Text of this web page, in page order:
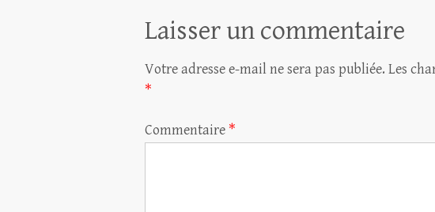
Laisser un commentaire
Votre adresse e-mail ne sera pas publiée. Les
*
Commentaire *